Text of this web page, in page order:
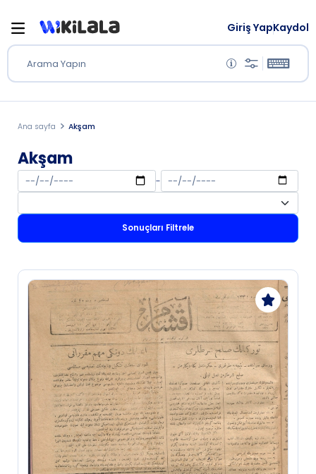
Arama Yapın
Giriş YapKaydol
Ana sayfa Akşam
Akşam
-
Sonuçları Filtrele